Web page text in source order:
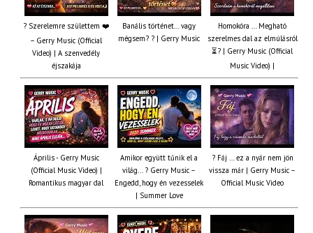
? Szerelemre születtem ❤️
– Gerry Music (Official
Video) | A szenvedély
éjszakája
Banális történet… vagy
mégsem? ? | Gerry Music
Homokóra ... Megható
szerelmes dal az elmúlásról
⏳? | Gerry Music (Official
Music Video) |
Április - Gerry Music
(Official Music Video) |
Romantikus magyar dal
Amikor együtt tűnik el a
világ... ? Gerry Music –
Engedd, hogy én vezesselek
| Summer Love
? Fáj … ez a nyár nem jön
vissza már | Gerry Music –
Official Music Video